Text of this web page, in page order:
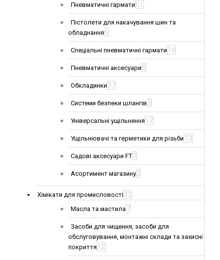
Пневматичні гармати 61
Пістолети для накачування шин та
обладнання 6
Спеціальні пневматичні гармати 14
Пневматичні аксесуари 5
Обкладинки 37
Системи безпеки шлангів 3
Універсальні ущільнення 17
Ущільнювачі та герметики для різьби 13
Садові аксесуари FT7
Асортимент магазину2
Хімікати для промисловості32
Масла та мастила7
Засоби для чищення, засоби для
обслуговування, монтажні склади та захисні
покриття 12